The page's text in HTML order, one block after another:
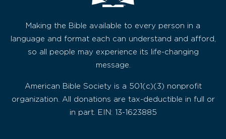
Making the Bible available to every person in a
language and format each can understand and afford,
so all people may experience its life-changing
message.
American Bible Society is a 501(c)(3) nonprofit
organization. All donations are tax-deductible in full or
in part. EIN: 13-1623885